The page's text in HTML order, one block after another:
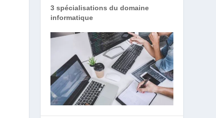
3 spécialisations du domaine
informatique